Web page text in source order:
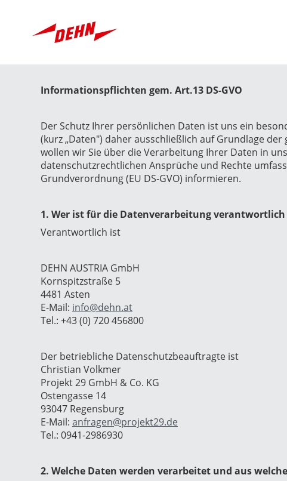
Informationspflichten gem. Art.13 DS-GVO
Der Schutz Ihrer persönlichen Daten ist uns ein
(kurz „Daten") daher ausschließlich auf Grundlage
wollen wir Sie über die Verarbeitung Ihrer Daten in
datenschutzrechtlichen Ansprüche und Rechte
Grundverordnung (EU DS-GVO) informieren.
1. Wer ist für die Datenverarbeitung
Verantwortlich ist
DEHN AUSTRIA GmbH
Kornspitzstraße 5
4481 Asten
E-Mail: info@dehn.at
Tel.: +43 (0) 720 456800
Der betriebliche Datenschutzbeauftragte ist
Christian Volkmer
Projekt 29 GmbH & Co. KG
Ostengasse 14
93047 Regensburg
E-Mail: anfragen@projekt29.de
Tel.: 0941-2986930
2. Welche Daten werden verarbeitet und aus